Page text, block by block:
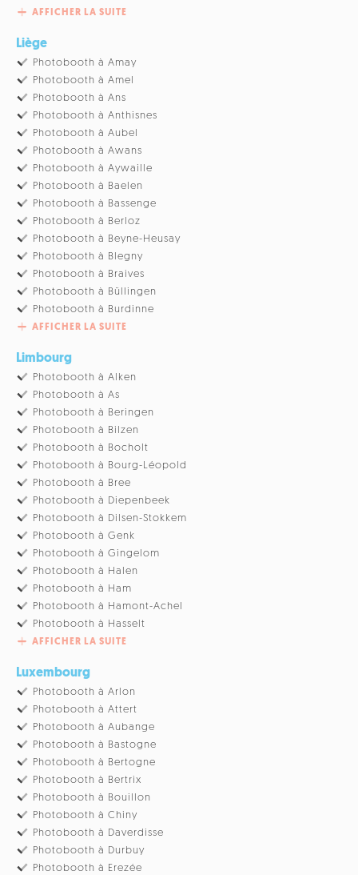
AFFICHER LA SUITE
Liège
Photobooth à Amay
Photobooth à Amel
Photobooth à Ans
Photobooth à Anthisnes
Photobooth à Aubel
Photobooth à Awans
Photobooth à Aywaille
Photobooth à Baelen
Photobooth à Bassenge
Photobooth à Berloz
Photobooth à Beyne-Heusay
Photobooth à Blegny
Photobooth à Braives
Photobooth à Büllingen
Photobooth à Burdinne
AFFICHER LA SUITE
Limbourg
Photobooth à Alken
Photobooth à As
Photobooth à Beringen
Photobooth à Bilzen
Photobooth à Bocholt
Photobooth à Bourg-Léopold
Photobooth à Bree
Photobooth à Diepenbeek
Photobooth à Dilsen-Stokkem
Photobooth à Genk
Photobooth à Gingelom
Photobooth à Halen
Photobooth à Ham
Photobooth à Hamont-Achel
Photobooth à Hasselt
AFFICHER LA SUITE
Luxembourg
Photobooth à Arlon
Photobooth à Attert
Photobooth à Aubange
Photobooth à Bastogne
Photobooth à Bertogne
Photobooth à Bertrix
Photobooth à Bouillon
Photobooth à Chiny
Photobooth à Daverdisse
Photobooth à Durbuy
Photobooth à Erezée